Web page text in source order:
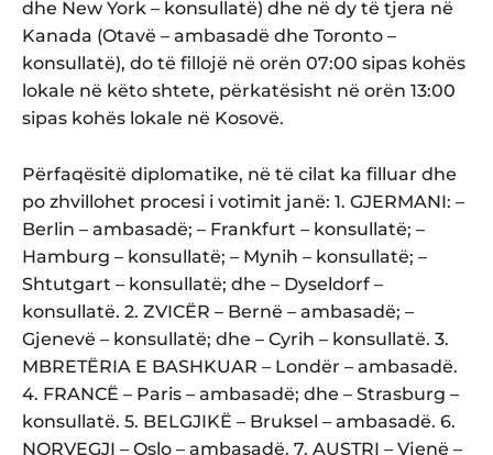
dhe New York – konsullatë) dhe në dy të tjera në
Kanada (Otavë – ambasadë dhe Toronto –
konsullatë), do të fillojë në orën 07:00 sipas kohës
lokale në këto shtete, përkatësisht në orën 13:00
sipas kohës lokale në Kosovë.
Përfaqësitë diplomatike, në të cilat ka filluar dhe
po zhvillohet procesi i votimit janë: 1. GJERMANI: –
Berlin – ambasadë; – Frankfurt – konsullatë; –
Hamburg – konsullatë; – Mynih – konsullatë; –
Shtutgart – konsullatë; dhe – Dyseldorf –
konsullatë. 2. ZVICËR – Bernë – ambasadë; –
Gjenevë – konsullatë; dhe – Cyrih – konsullatë. 3.
MBRETËRIA E BASHKUAR – Londër – ambasadë.
4. FRANCË – Paris – ambasadë; dhe – Strasburg –
konsullatë. 5. BELGJIKË – Bruksel – ambasadë. 6.
NORVEGJI – Oslo – ambasadë. 7. AUSTRI – Vjenë –